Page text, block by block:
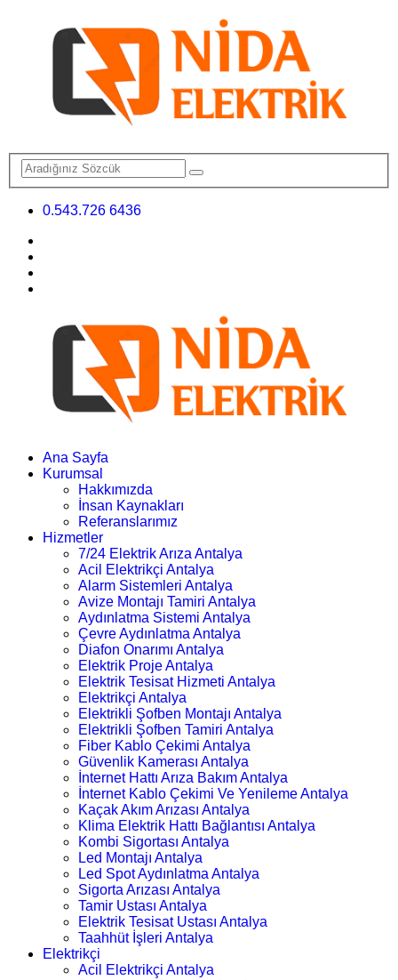
0.543.726 6436
Ana Sayfa
Kurumsal
Hakkımızda
İnsan Kaynakları
Referanslarımız
Hizmetler
7/24 Elektrik Arıza Antalya
Acil Elektrikçi Antalya
Alarm Sistemleri Antalya
Avize Montajı Tamiri Antalya
Aydınlatma Sistemi Antalya
Çevre Aydınlatma Antalya
Diafon Onarımı Antalya
Elektrik Proje Antalya
Elektrik Tesisat Hizmeti Antalya
Elektrikçi Antalya
Elektrikli Şofben Montajı Antalya
Elektrikli Şofben Tamiri Antalya
Fiber Kablo Çekimi Antalya
Güvenlik Kamerası Antalya
İnternet Hattı Arıza Bakım Antalya
İnternet Kablo Çekimi Ve Yenileme Antalya
Kaçak Akım Arızası Antalya
Klima Elektrik Hattı Bağlantısı Antalya
Kombi Sigortası Antalya
Led Montajı Antalya
Led Spot Aydınlatma Antalya
Sigorta Arızası Antalya
Tamir Ustası Antalya
Elektrik Tesisat Ustası Antalya
Taahhüt İşleri Antalya
Elektrikçi
Acil Elektrikçi Antalya